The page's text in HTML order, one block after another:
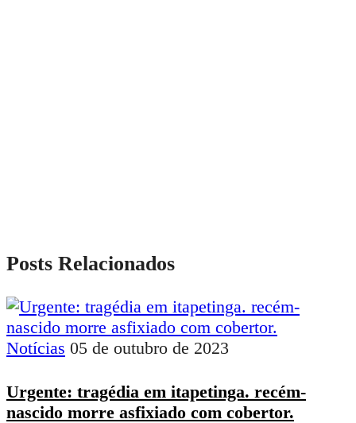
Posts Relacionados
Notícias 05 de outubro de 2023
Urgente: tragédia em itapetinga. recém-
nascido morre asfixiado com cobertor.